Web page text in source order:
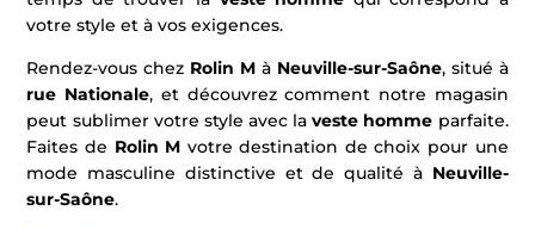
votre style et à vos exigences.
Rendez-vous chez Rolin M à Neuville-sur-Saône, situé à
rue Nationale, et découvrez comment notre magasin
peut sublimer votre style avec laveste homme parfaite.
Faites de Rolin M votre destination de choix pour une
mode masculine distinctive et de qualité à Neuville-
sur-Saône.